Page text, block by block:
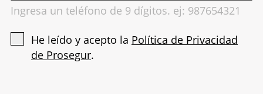
Ingresa un teléfono de 9 dígitos. ej: 987654321
He leído y acepto la Política de Privacidad
de Prosegur.